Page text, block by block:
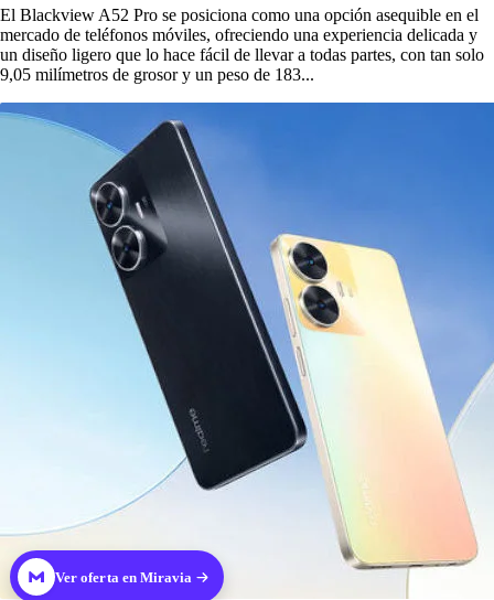
El Blackview A52 Pro se posiciona como una opción asequible en el
mercado de teléfonos móviles, ofreciendo una experiencia delicada y
un diseño ligero que lo hace fácil de llevar a todas partes, con tan solo
9,05 milímetros de grosor y un peso de 183...
Ver oferta en Miravia